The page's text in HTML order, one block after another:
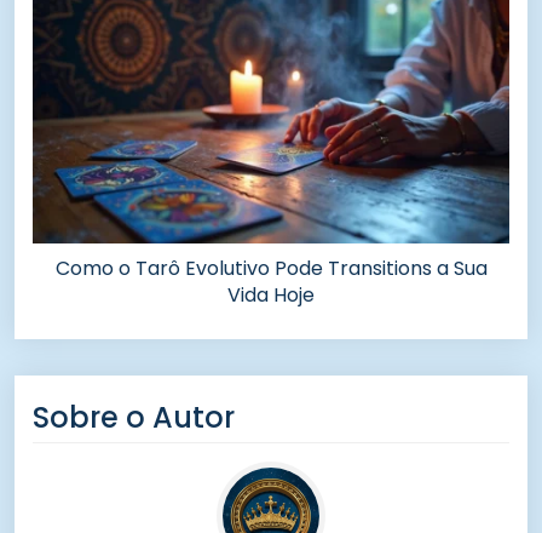
Como o Tarô Evolutivo Pode Transitions a Sua
Vida Hoje
Sobre o Autor